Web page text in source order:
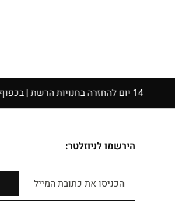
הירשמו לניוזלטר:
הכניסו את כתובת המייל